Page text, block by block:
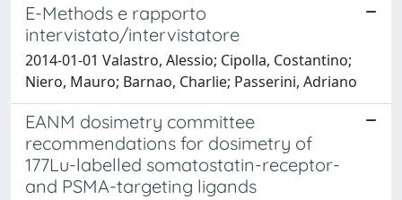
E-Methods e rapporto
intervistato/intervistatore
2014-01-01 Valastro, Alessio; Cipolla, Costantino;
Niero, Mauro; Barnao, Charlie; Passerini, Adriano
EANM dosimetry committee
recommendations for dosimetry of
177Lu-labelled somatostatin-receptor-
and PSMA-targeting ligands